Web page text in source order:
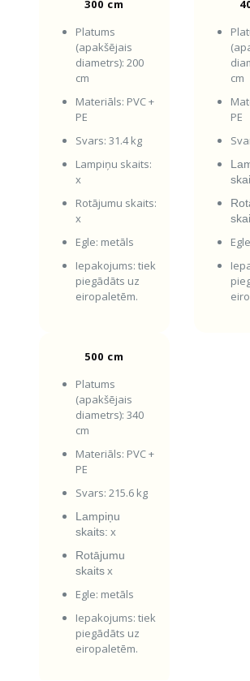
300 cm
Platums
(apakšējais
diametrs): 200
cm
Materiāls: PVC +
PE
Svars: 31.4 kg
Lampiņu skaits:
x
Rotājumu skaits:
x
Egle: metāls
Iepakojums: tiek
piegādāts uz
eiropaletēm.
cm
PE
500 cm
Platums
(apakšējais
diametrs): 340
cm
Materiāls: PVC +
PE
Svars: 215.6 kg
Lampiņu
skaits: x
Rotājumu
skaitsx
Egle: metāls
Iepakojums: tiek
piegādāts uz
eiropaletēm.